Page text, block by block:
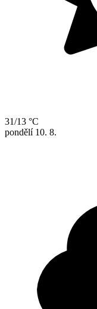
31/13 °C
pondělí 10. 8.